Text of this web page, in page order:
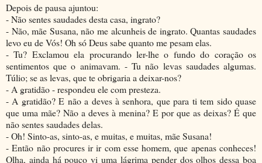
Depois de pausa ajuntou:
- Não sentes saudades desta casa, ingrato?
- Não, mãe Susana, não me alcunheis de ingrato. Quantas saudades
levo eu de Vós! Oh só Deus sabe quanto me pesam elas.
- Tu? Exclamou ela procurando ler-lhe o fundo do coração os
sentimentos que o animavam. - Tu não levas saudades algumas.
Túlio; se as levas, que te obrigaria a deixar-nos?
- A gratidão - respondeu ele com presteza.
- A gratidão? E não a deves à senhora, que para ti tem sido quase
que uma mãe? Não a deves à menina? E por que as deixas? É que
não sentes saudades delas.
- Oh! Sinto-as, sinto-as, e muitas, e muitas, mãe Susana!
- Então não procures ir ir com esse homem, que apenas conheces!
Olha, ainda há pouco vi uma lágrima pender dos olhos dessa boa